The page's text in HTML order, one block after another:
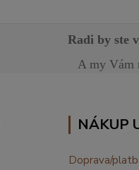
Radi by ste
A my Vám
NÁKUP
Doprava/